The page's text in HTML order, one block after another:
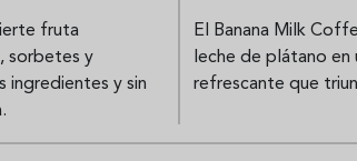
fruta
sorbetes y
ingredientes y sin
El Banana Milk
leche de plátano en
refrescante que